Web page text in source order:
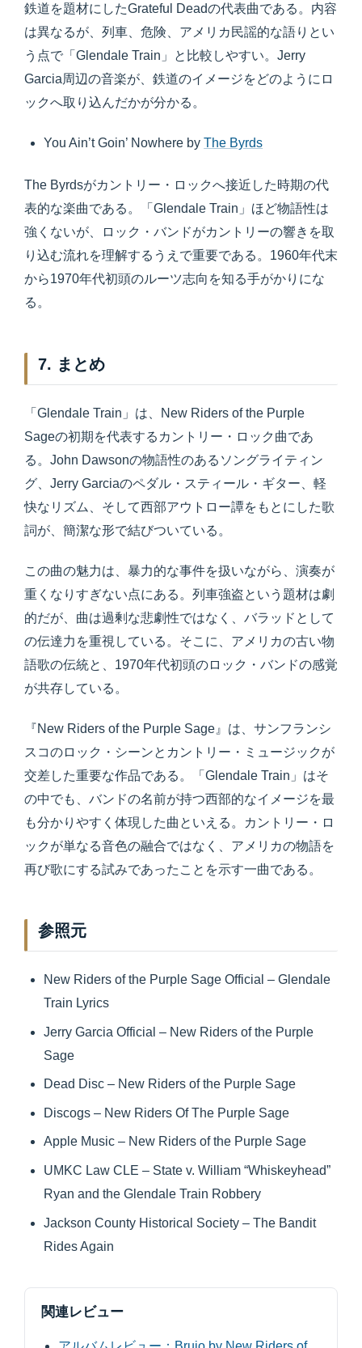
鉄道を題材にしたGrateful Deadの代表曲である。内容
は異なるが、列車、危険、アメリカ民謡的な語りとい
う点で「Glendale Train」と比較しやすい。Jerry
Garcia周辺の音楽が、鉄道のイメージをどのようにロ
ックへ取り込んだかが分かる。
You Ain’t Goin’ Nowhere byThe Byrds
The Byrdsがカントリー・ロックへ接近した時期の代
表的な楽曲である。「Glendale Train」ほど物語性は
強くないが、ロック・バンドがカントリーの響きを取
り込む流れを理解するうえで重要である。1960年代末
から1970年代初頭のルーツ志向を知る手がかりにな
る。
7. まとめ
「Glendale Train」は、New Riders of the Purple
Sageの初期を代表するカントリー・ロック曲であ
る。John Dawsonの物語性のあるソングライティン
グ、Jerry Garciaのペダル・スティール・ギター、軽
快なリズム、そして西部アウトロー譚をもとにした歌
詞が、簡潔な形で結びついている。
この曲の魅力は、暴力的な事件を扱いながら、演奏が
重くなりすぎない点にある。列車強盗という題材は劇
的だが、曲は過剰な悲劇性ではなく、バラッドとして
の伝達力を重視している。そこに、アメリカの古い物
語歌の伝統と、1970年代初頭のロック・バンドの感覚
が共存している。
『New Riders of the Purple Sage』は、サンフランシ
スコのロック・シーンとカントリー・ミュージックが
交差した重要な作品である。「Glendale Train」はそ
の中でも、バンドの名前が持つ西部的なイメージを最
も分かりやすく体現した曲といえる。カントリー・ロ
ックが単なる音色の融合ではなく、アメリカの物語を
再び歌にする試みであったことを示す一曲である。
参照元
New Riders of the Purple Sage Official – Glendale
Train Lyrics
Jerry Garcia Official – New Riders of the Purple
Sage
Dead Disc – New Riders of the Purple Sage
Discogs – New Riders Of The Purple Sage
Apple Music – New Riders of the Purple Sage
UMKC Law CLE – State v. William “Whiskeyhead”
Ryan and the Glendale Train Robbery
Jackson County Historical Society – The Bandit
Rides Again
関連レビュー